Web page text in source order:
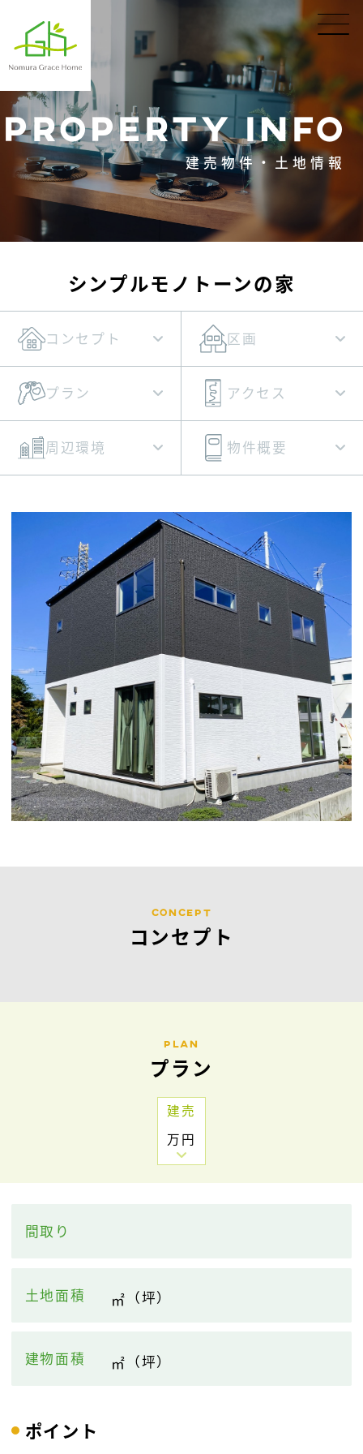
PROPERTY INFO
建売物件・土地情報
シンプルモノトーンの家
コンセプト 区画
プラン アクセス
周辺環境 物件概要
CONCEPT
コンセプト
PLAN
プラン
建売
万円
間取り
土地面積 ㎡ （坪）
建物面積 ㎡ （坪）
ポイント